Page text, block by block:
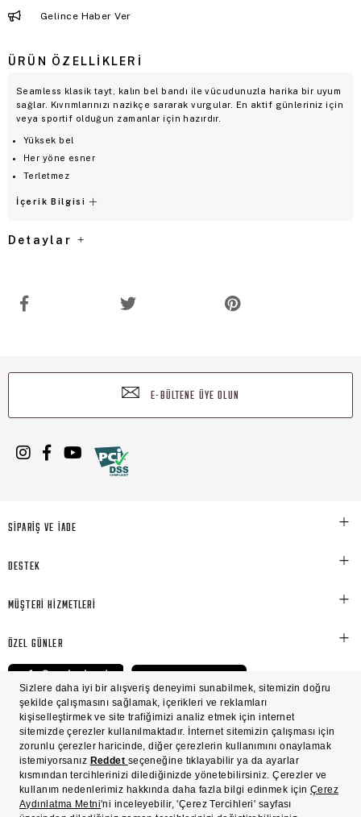
Gelince Haber Ver
ÜRÜN ÖZELLIKLERI
Seamless klasik tayt, kalın bel bandı ile vücudunuzla harika bir uyum
sağlar. Kıvrımlarınızı nazikçe sararak vurgular. En aktif günleriniz için
veya sportif olduğun zamanlar için hazırdır.
Yüksek bel
Her yöne esner
Terletmez
İçerik Bilgisi
Detaylar
E-BÜLTENE ÜYE OLUN
SİPARİŞ VE İADE
DESTEK
MÜŞTERİ HİZMETLERİ
ÖZEL GÜNLER
© Victoria's Secret Shaya Mağazacılık A.Ş. Franchise lisansı aracılığıyla işletilen ticari
markasıdır. Her hakkı saklıdır.
Süreç Bazlı Müşteri Aydınlatma Metni
Üyelik ve Gizlilik Sözleşmesi
İşlem Rehberi